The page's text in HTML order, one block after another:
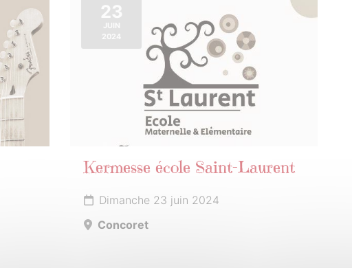
23
JUIN
2024
Kermesse école Saint-Laurent
Dimanche 23 juin 2024
Concoret